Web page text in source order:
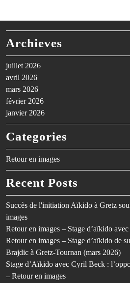
Archieves
juillet 2026
avril 2026
mars 2026
février 2026
janvier 2026
Categories
Retour en images
Recent Posts
Succès de l'initiation Aïkido à Gretz
images
Retour en images – Stage d’aïkido
Retour en images – Stage d’aïkido de
Brajdic à Gretz-Tournan (mars 2026)
Stage d’Aïkido avec Cyril Beck :
– Retour en images